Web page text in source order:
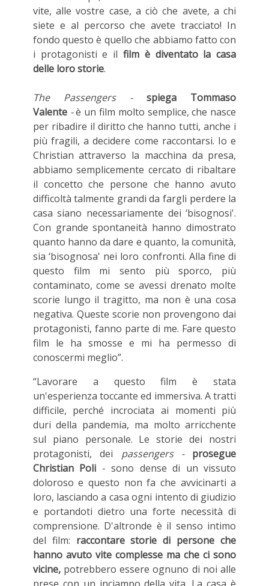
vite, alle vostre case, a ciò che avete, a chi
siete e al percorso che avete tracciato! In
fondo questo è quello che abbiamo fatto con
i protagonisti e il film è diventato la casa
delle loro storie.
The Passengers -spiega Tommaso
Valente-è un film molto semplice, che nasce
per ribadire il diritto che hanno tutti, anche i
più fragili, a decidere come raccontarsi. Io e
Christian attraverso la macchina da presa,
abbiamo semplicemente cercato di ribaltare
il concetto che persone che hanno avuto
difficoltà talmente grandi da fargli perdere la
casa siano necessariamente dei ‘bisognosi'.
Con grande spontaneità hanno dimostrato
quanto hanno da dare e quanto, la comunità,
sia ‘bisognosa' nei loro confronti. Alla fine di
questo film mi sento più sporco, più
contaminato, come se avessi drenato molte
scorie lungo il tragitto, ma non è una cosa
negativa. Queste scorie non provengono dai
protagonisti, fanno parte di me. Fare questo
film le ha smosse e mi ha permesso di
conoscermi meglio”.
“Lavorare a questo film è stata
un'esperienza toccante ed immersiva. A tratti
difficile, perché incrociata ai momenti più
duri della pandemia, ma molto arricchente
sul piano personale. Le storie dei nostri
protagonisti, dei passengers - prosegue
Christian Poli - sono dense di un vissuto
doloroso e questo non fa che avvicinarti a
loro, lasciando a casa ogni intento di giudizio
e portandoti dietro una forte necessità di
comprensione. D'altronde è il senso intimo
del film: raccontare storie di persone che
hanno avuto vite complesse ma che ci sono
vicine,potrebbero essere ognuno di noi alle